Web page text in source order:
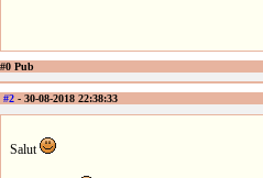
#0 Pub
#2 - 30-08-2018 22:38:33
Salut